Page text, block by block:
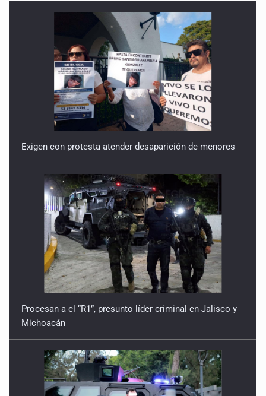
Exigen con protesta atender desaparición de menores
Procesan a el “R1”, presunto líder criminal en Jalisco y
Michoacán